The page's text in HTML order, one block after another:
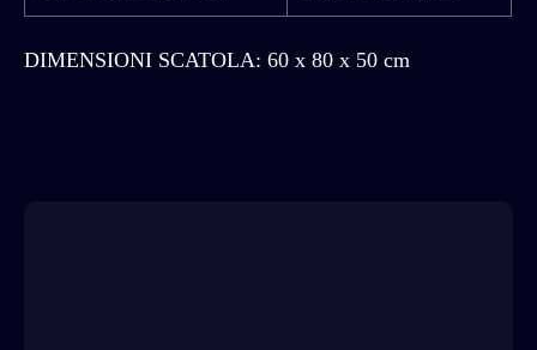
DIMENSIONI SCATOLA: 60 x 80 x 50 cm